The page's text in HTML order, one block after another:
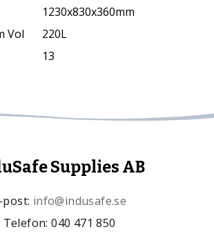
1230x830x360mm
Vol
220L
13
Supplies AB
post: info@indusafe.se
Telefon: 040 471 850